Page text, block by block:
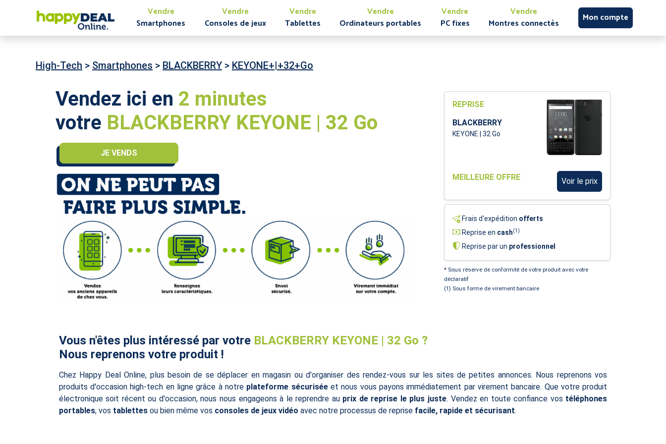
Vendre
Smartphones
Vendre
Consoles de jeux
Vendre
Tablettes
Vendre
Ordinateurs portables
Vendre
PC fixes
Vendre
Montres connectés
Mon compte
High-Tech > Smartphones > BLACKBERRY > KEYONE+|+32+Go
Vendez ici en 2 minutes
votre BLACKBERRY KEYONE | 32 Go
JE VENDS
REPRISE
BLACKBERRY
KEYONE | 32 Go
MEILLEURE OFFRE Voir le prix
Frais d'expédition offerts
Reprise en cash(1)
Reprise par un professionnel
* Sous réserve de conformité de votre produit avec votre
déclaratif
(1) Sous forme de virement bancaire
Vous n'êtes plus intéressé par votre BLACKBERRY KEYONE | 32 Go ?
Nous reprenons votre produit !
Chez Happy Deal Online, plus besoin de se déplacer en magasin ou d'organiser des rendez-vous sur les sites de petites annonces. Nous reprenons vos
produits d'occasion high-tech en ligne grâce à notre plateforme sécuriséeet nous vous payons immédiatement par virement bancaire. Que votre produit
électronique soit récent ou d'occasion, nous nous engageons à le reprendre au prix de reprise le plus juste. Vendez en toute confiance vos téléphones
portables, vos tablettesou bien même vos consoles de jeux vidéo avec notre processus de reprise facile, rapide et sécurisant.